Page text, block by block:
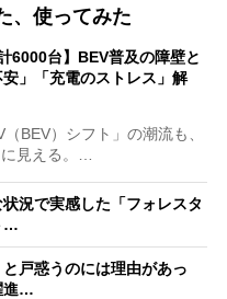
、使ってみた
6000台】BEV普及の障壁と
」「充電のストレス」解
BEV）シフト」の潮流も、
見える。…
況で実感した「フォレスタ
…
戸惑うのには理由があっ
進…